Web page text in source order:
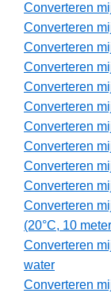
Converteren
Converteren
Converteren
Converteren
Converteren
Converteren
Converteren
Converteren
Converteren
Converteren
Converteren
(20°C, 10
Converteren
water
Converteren